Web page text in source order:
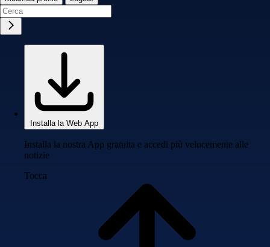
Installa la Web App
Installa la nostra App gratuita e accedi più velocemente alle
notizie
Tocca